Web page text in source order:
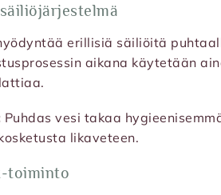
erillisiä säiliöitä
aikana käytetään
Puhdas vesi takaa
likaveteen.
toiminto